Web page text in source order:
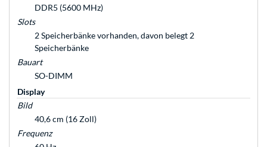
DDR5 (5600 MHz)
Slots
2 Speicherbänke vorhanden, davon belegt 2
Speicherbänke
Bauart
SO-DIMM
Display
Bild
40,6 cm (16 Zoll)
Frequenz